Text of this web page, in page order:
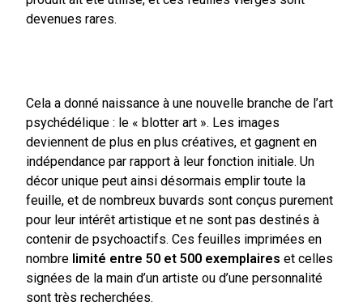
devenues rares.
Cela a donné naissance à une nouvelle branche de l’art
psychédélique : le « blotter art ». Les images
deviennent de plus en plus créatives, et gagnent en
indépendance par rapport à leur fonction initiale. Un
décor unique peut ainsi désormais emplir toute la
feuille, et de nombreux buvards sont conçus purement
pour leur intérêt artistique et ne sont pas destinés à
contenir de psychoactifs. Ces feuilles imprimées en
nombre limité entre 50 et 500 exemplaires et celles
signées de la main d’un artiste ou d’une personnalité
sont très recherchées.